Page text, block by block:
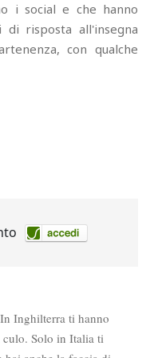
i social e che hanno
di risposta all'insegna
con qualche